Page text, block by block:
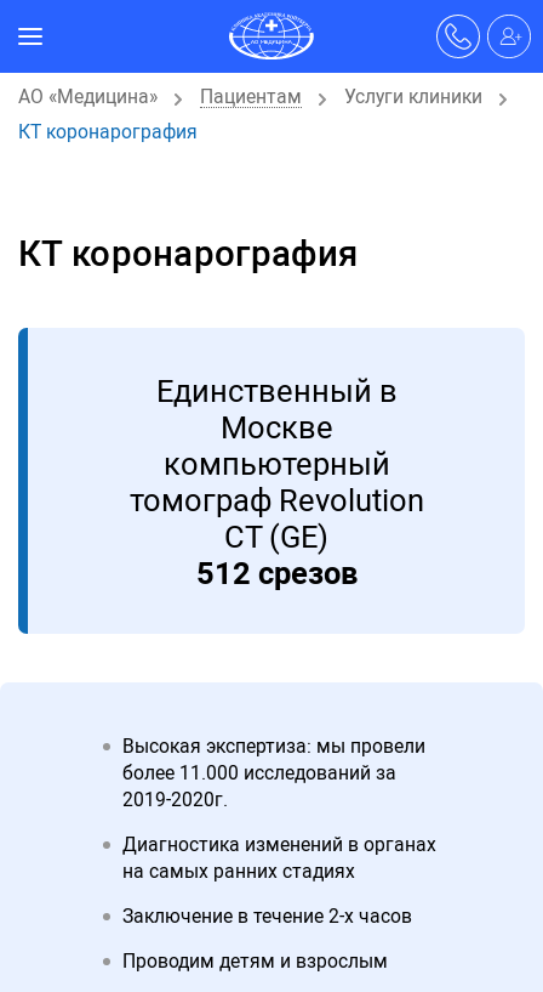
АО «Медицина» Пациентам
Услуги клиники
КТ коронарография
КТ коронарография
Единственный в
Москве
компьютерный
томограф Revolution
CT (GE)
512 срезов
Высокая экспертиза: мы провели
более 11.000 исследований за
2019-2020г.
Диагностика изменений в органах
на самых ранних стадиях
Заключение в течение 2-х часов
Проводим детям и взрослым